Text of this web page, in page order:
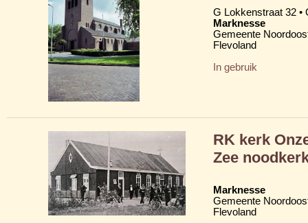
G Lokkenstraat 32 •
Marknesse
Gemeente
Flevoland
In gebruik
RK kerk
Zee
Marknesse
Gemeente
Flevoland